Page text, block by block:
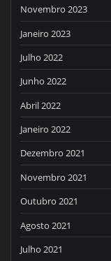
Novembro 2023
Janeiro 2023
Julho 2022
Junho 2022
Abril 2022
Janeiro 2022
Dezembro 2021
Novembro 2021
Outubro 2021
Agosto 2021
Julho 2021